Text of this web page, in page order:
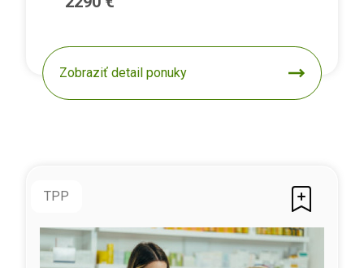
Zobraziť detail ponuky
TPP